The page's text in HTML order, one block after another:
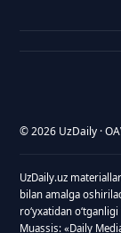
© 2026 UzDaily ·
UzDaily.uz
bilan amalga
roʻyxatidan
Muassis: «Daily